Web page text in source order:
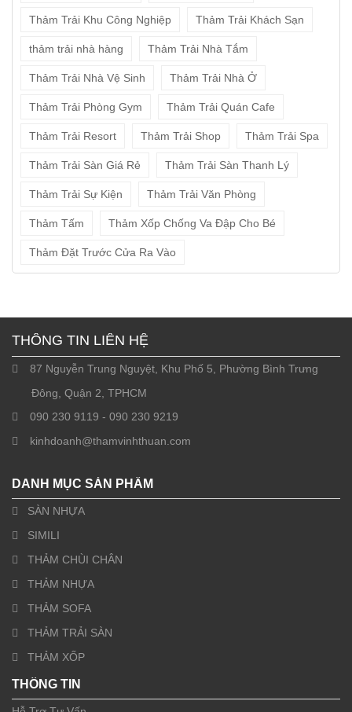
Thảm Trải Khu Công Nghiệp Thảm Trải Khách Sạn
thảm trải nhà hàng Thảm Trải Nhà Tắm
Thảm Trải Nhà Vệ Sinh Thảm Trải Nhà Ở
Thảm Trải Phòng Gym Thảm Trải Quán Cafe
Thảm Trải Resort Thảm Trải Shop Thảm Trải Spa
Thảm Trải Sàn Giá Rẻ Thảm Trải Sàn Thanh Lý
Thảm Trải Sự Kiện Thảm Trải Văn Phòng
Thảm Tấm Thảm Xốp Chống Va Đập Cho Bé
Thảm Đặt Trước Cửa Ra Vào
THÔNG TIN LIÊN HỆ
87 Nguyễn Trung Nguyệt, Khu Phố 5, Phường Bình Trưng
Đông, Quận 2, TPHCM
090 230 9119 - 090 230 9219
kinhdoanh@thamvinhthuan.com
DANH MỤC SẢN PHẨM
SÀN NHỰA
SIMILI
THẢM CHÙI CHÂN
THẢM NHỰA
THẢM SOFA
THẢM TRẢI SÀN
THẢM XỐP
THÔNG TIN